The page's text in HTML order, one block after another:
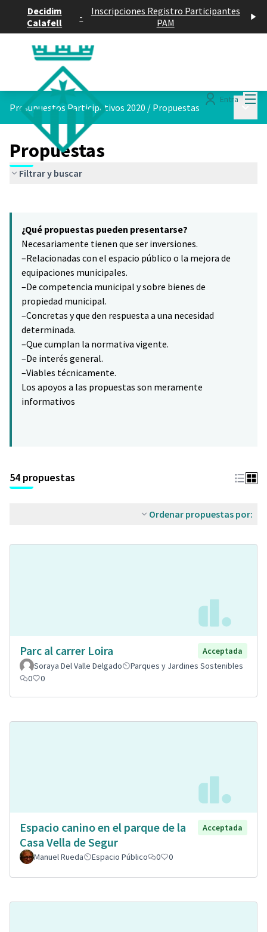
Decidim
Calafell
-
Inscripciones Registro Participantes
PAM
Entra
Presupuestos Participativos 2020 / Propuestas
Propuestas
Filtrar y buscar
−
¿Qué propuestas pueden presentarse?
Necesariamente tienen que ser inversiones.
–Relacionadas con el espacio público o la mejora de
equipaciones municipales.
–De competencia municipal y sobre bienes de
propiedad municipal.
–Concretas y que den respuesta a una necesidad
determinada.
–Que cumplan la normativa vigente.
–De interés general.
–Viables técnicamente.
Los apoyos a las propuestas son meramente
informativos
54 propuestas
Ordenar propuestas por:
Parc al carrer Loira
Acceptada
Soraya Del Valle Delgado
Parques y Jardines Sostenibles
0
0
Espacio canino en el parque de la
Casa Vella de Segur
Acceptada
Manuel Rueda Espacio Público 0 0